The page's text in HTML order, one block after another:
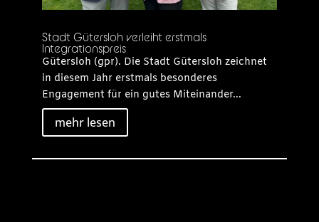
Stadt Gütersloh verleiht erstmals
Integrationspreis
Gütersloh (gpr). Die Stadt Gütersloh zeichnet
in diesem Jahr erstmals besonderes
Engagement für ein gutes Miteinander...
mehr lesen